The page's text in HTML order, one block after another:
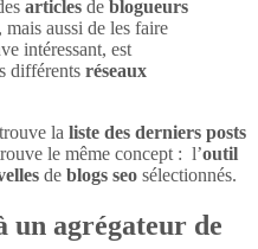
articles de blogueurs
, mais aussi de les faire
intéressant, est
différents réseaux
la liste des derniers posts
le même concept : l’outil
de blogs seo sélectionnés.
un agrégateur de